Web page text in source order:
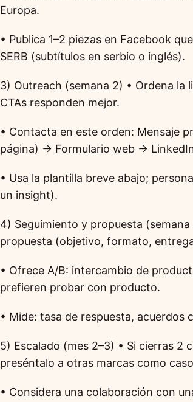
Europa.
• Publica 1–2 piezas en Facebook
SERB (subtítulos en serbio o inglés).
3) Outreach (semana 2) • Ordena
CTAs responden mejor.
• Contacta en este orden: Mensaje
página) → Formulario web →
• Usa la plantilla breve abajo;
un insight).
4) Seguimiento y propuesta
propuesta (objetivo, formato,
• Ofrece A/B: intercambio de
prefieren probar con producto.
• Mide: tasa de respuesta,
5) Escalado (mes 2–3) • Si cierras 2
preséntalo a otras marcas como
• Considera una colaboración con